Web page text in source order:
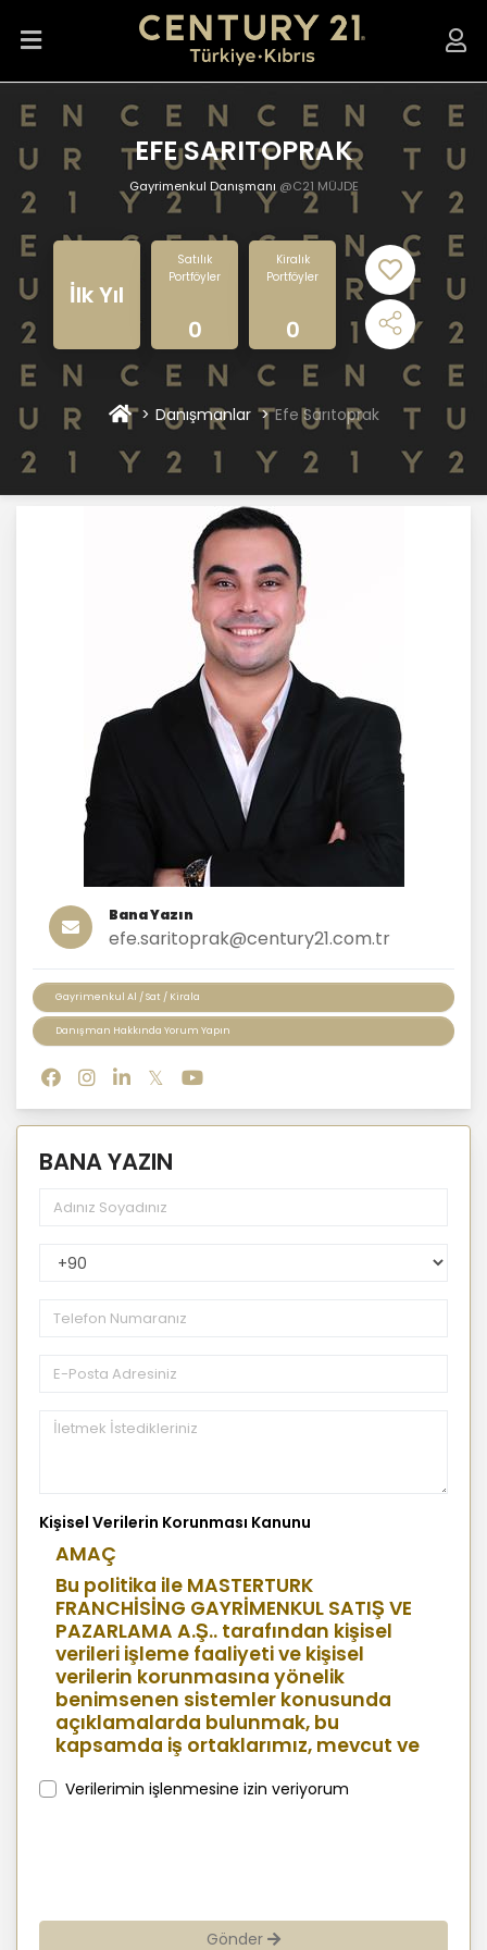
EFE SARITOPRAK
Gayrimenkul Danışmanı @C21 MÜJDE
İlk Yıl
Satılık
Portföyler
0
Kiralık
Portföyler
0
Danışmanlar Efe Sarıtoprak
Bana Yazın
efe.saritoprak@century21.com.tr
Gayrimenkul Al / Sat / Kirala
Danışman Hakkında Yorum Yapın
BANA YAZIN
PhoneNumberCountryPhoneCode
Kişisel Verilerin Korunması Kanunu
AMAÇ
Bu politika ile MASTERTURK
FRANCHİSİNG GAYRİMENKUL SATIŞ VE
PAZARLAMA A.Ş.. tarafından kişisel
verileri işleme faaliyeti ve kişisel
verilerin korunmasına yönelik
benimsenen sistemler konusunda
açıklamalarda bulunmak, bu
kapsamda iş ortaklarımız, mevcut ve
potansiyel müşterilerimiz, şirket
Verilerimin işlenmesine izin veriyorum
Gönder